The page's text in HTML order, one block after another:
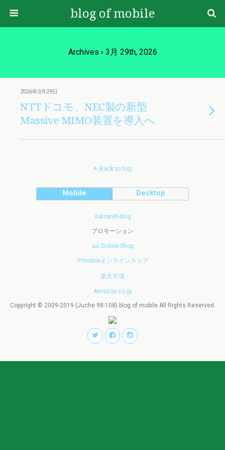
blog of mobile
Archives › 3月 29th, 2026
2026年3月29日
NTTドコモ、NEC製の新型
Massive MIMO装置を導入へ
Back to top
Mobile Desktop
satoweb-blog
プロモーション
au Online Shop
Y!mobileオンラインストア
楽天市場
Amazon.co.jp
Copyright © 2009-2019 (Juche 98-108) blog of mobile All Rights Reserved.